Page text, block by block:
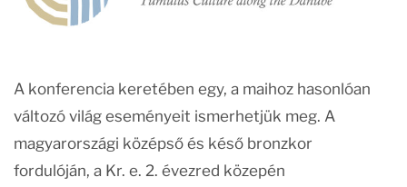
A konferencia keretében egy, a maihoz hasonlóan
változó világ eseményeit ismerhetjük meg. A
magyarországi középső és késő bronzkor
fordulóján, a Kr. e. 2. évezred közepén